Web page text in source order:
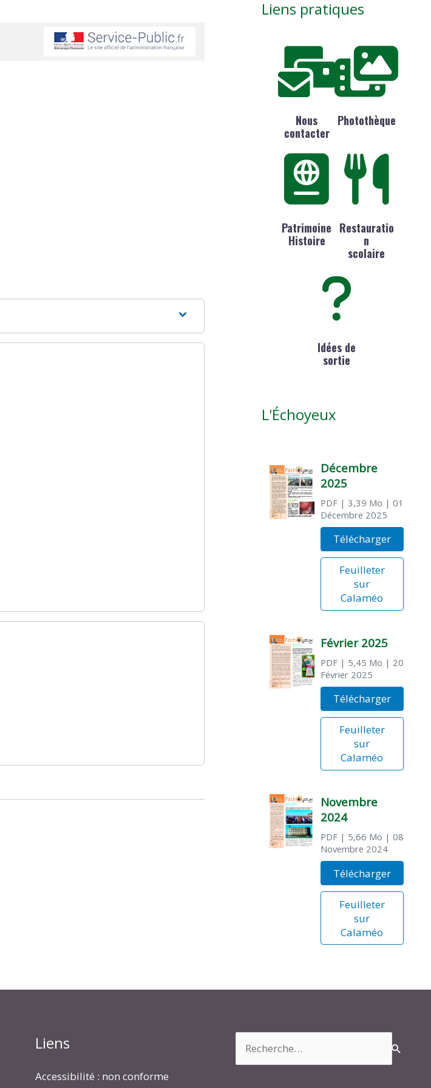
Liens pratiques
Nous
contacter
Photothèque
Patrimoine
Histoire
Restauratio
n
scolaire
Idées de
sortie
L'Échoyeux
Décembre
2025
PDF| 3,39 Mo | 01
Décembre 2025
Télécharger
Feuilleter
sur
Calaméo
Février 2025
PDF| 5,45 Mo | 20
Février 2025
Télécharger
Feuilleter
sur
Calaméo
Novembre
2024
PDF| 5,66 Mo | 08
Novembre 2024
Télécharger
Feuilleter
sur
Calaméo
Liens
Accessibilité : non conforme